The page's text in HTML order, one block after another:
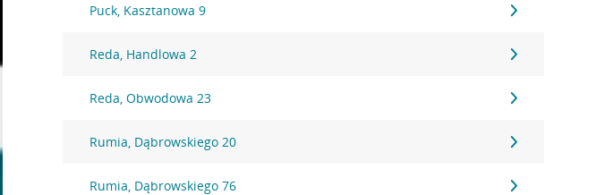
Puck, Kasztanowa 9
Reda, Handlowa 2
Reda, Obwodowa 23
Rumia, Dąbrowskiego 20
Rumia, Dąbrowskiego 76